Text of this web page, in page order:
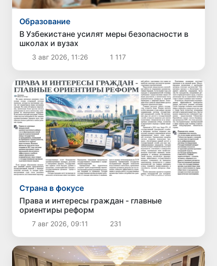
Образование
В Узбекистане усилят меры безопасности в
школах и вузах
3 авг 2026, 11:26 1 117
Страна в фокусе
Права и интересы граждан - главные
ориентиры реформ
7 авг 2026, 09:11 231